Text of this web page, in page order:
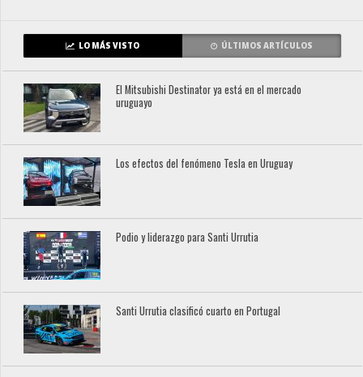
LO MÁS VISTO ÚLTIMOS ARTÍCULOS
El Mitsubishi Destinator ya está en el mercado
uruguayo
Los efectos del fenómeno Tesla en Uruguay
Podio y liderazgo para Santi Urrutia
Santi Urrutia clasificó cuarto en Portugal